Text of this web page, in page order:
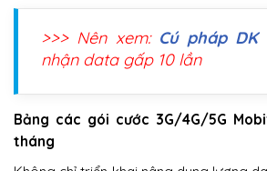
>>> Nên xem: Cú pháp DK
nhận data gấp 10 lần
Bảng các gói cước 3G/4G/5G
tháng